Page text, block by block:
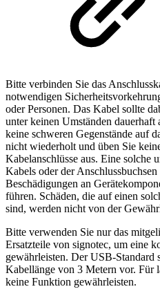
Bitte verbinden Sie das
notwendigen
oder Personen. Das Kabel sollte
unter keinen Umständen dauerhaft
keine schweren Gegenstände auf
nicht wiederholt und üben Sie
Kabelanschlüsse aus. Eine solche
Kabels oder der
Beschädigungen an
führen. Schäden, die auf einen
sind, werden nicht von der
Bitte verwenden Sie nur das
Ersatzteile von signotec, um eine
gewährleisten. Der USB-Standard
Kabellänge von 3 Metern vor. Für
keine Funktion gewährleisten.